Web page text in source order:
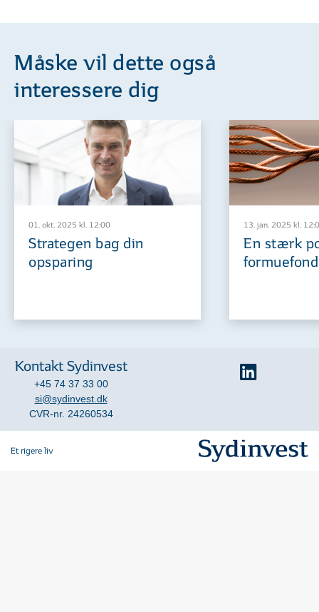
Måske vil dette også
interessere dig
01. okt. 2025 kl. 12:00
Strategen bag din
opsparing
13. jan. 2025 kl.
En stærk
Kontakt Sydinvest
+45 74 37 33 00
si@sydinvest.dk
CVR-nr. 24260534
Et rigere liv